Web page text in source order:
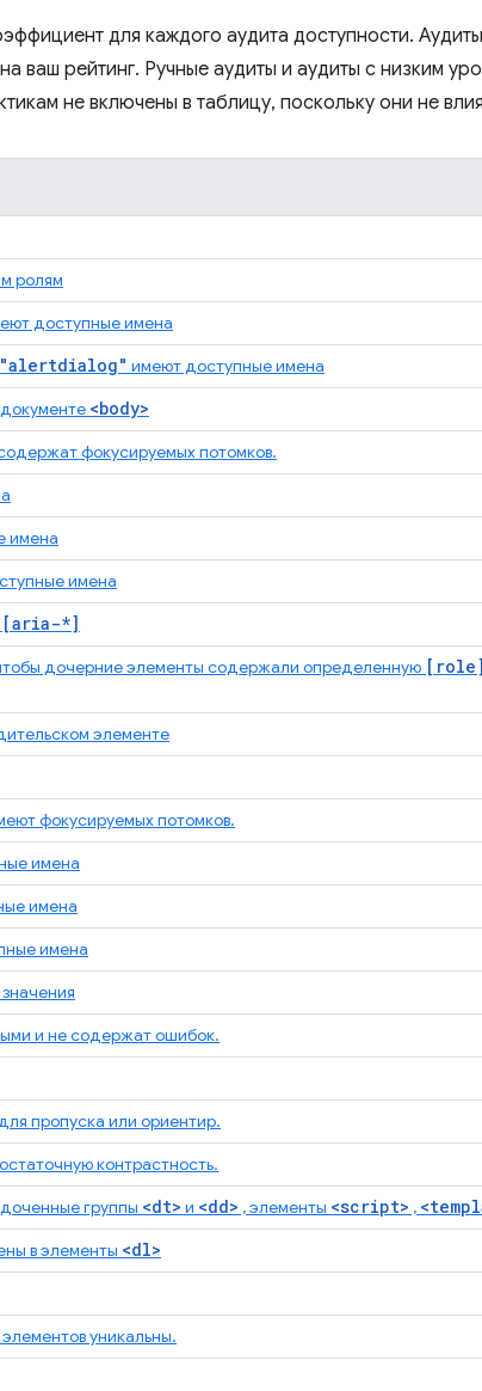
для каждого аудита доступности.
ваш рейтинг. Ручные аудиты и аудиты с низким
не включены в таблицу, поскольку они не
ролям
доступные имена
имеют доступные имена
документе <body>
фокусируемых потомков.
имена
имена
[aria-*]
дочерние элементы содержали определенную [role]
элементе
фокусируемых потомков.
имена
имена
имена
и не содержат ошибок.
пропуска или ориентир.
контрастность.
группы <dt> и <dd> , элементы <script> ,
в элементы <dl>
уникальны.